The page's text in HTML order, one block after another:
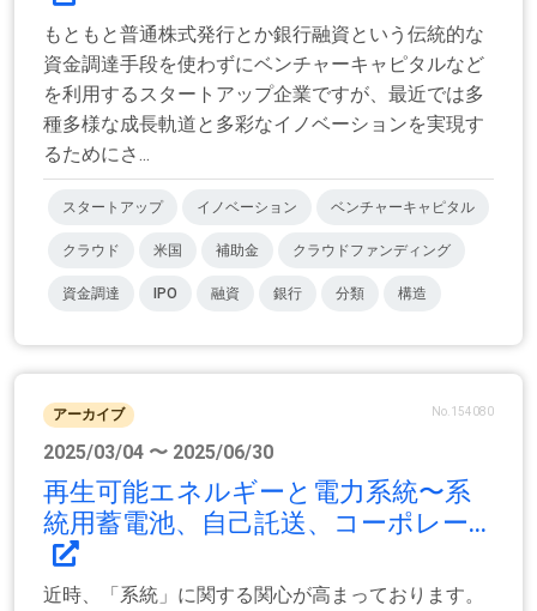
もともと普通株式発行とか銀行融資という伝統的な
資金調達手段を使わずにベンチャーキャピタルなど
を利用するスタートアップ企業ですが、最近では多
種多様な成長軌道と多彩なイノベーションを実現す
るためにさ...
スタートアップ イノベーション ベンチャーキャピタル
クラウド 米国 補助金 クラウドファンディング
資金調達 IPO 融資 銀行 分類 構造
アーカイブ No.154080
2025/03/04 〜 2025/06/30
再生可能エネルギーと電力系統〜系
統用蓄電池、自己託送、コーポレー...
近時、「系統」に関する関心が高まっております。